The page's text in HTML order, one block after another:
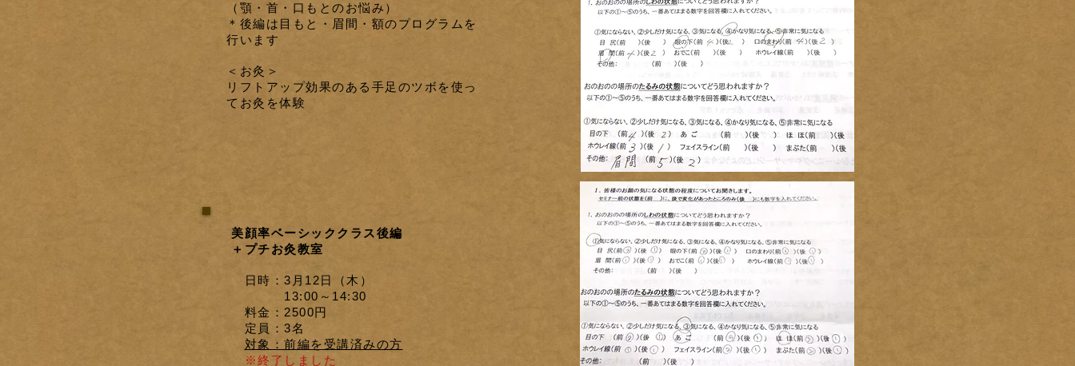
（顎・首・口 もとのお悩み）
＊後編は目もと・眉間・額のプログラムを
行いま す
＜お灸＞
リフトアップ効果のある手足のツボを使っ
て お灸を体験
美顔率ベーシッククラス後編
＋プチお灸教室
日時：3月12日（木）
13:00～14:30
料金：2500円
定員：3名
対象：前編を受講済みの方
※終了しました